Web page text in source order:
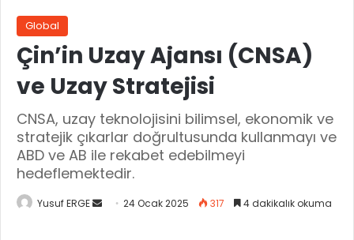
Global
Çin’in Uzay Ajansı (CNSA)
ve Uzay Stratejisi
CNSA, uzay teknolojisini bilimsel, ekonomik ve
stratejik çıkarlar doğrultusunda kullanmayı ve
ABD ve AB ile rekabet edebilmeyi
hedeflemektedir.
Yusuf ERGE 24 Ocak 2025 317 4 dakikalık okuma